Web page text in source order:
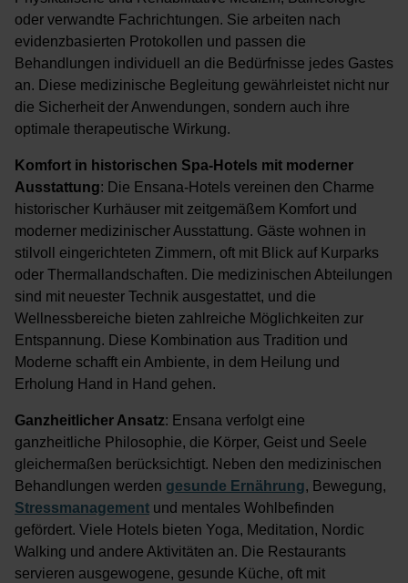
oder verwandte Fachrichtungen. Sie arbeiten nach
evidenzbasierten Protokollen und passen die
Behandlungen individuell an die Bedürfnisse jedes Gastes
an. Diese medizinische Begleitung gewährleistet nicht nur
die Sicherheit der Anwendungen, sondern auch ihre
optimale therapeutische Wirkung.
Komfort in historischen Spa-Hotels mit moderner
Ausstattung: Die Ensana-Hotels vereinen den Charme
historischer Kurhäuser mit zeitgemäßem Komfort und
moderner medizinischer Ausstattung. Gäste wohnen in
stilvoll eingerichteten Zimmern, oft mit Blick auf Kurparks
oder Thermallandschaften. Die medizinischen Abteilungen
sind mit neuester Technik ausgestattet, und die
Wellnessbereiche bieten zahlreiche Möglichkeiten zur
Entspannung. Diese Kombination aus Tradition und
Moderne schafft ein Ambiente, in dem Heilung und
Erholung Hand in Hand gehen.
Ganzheitlicher Ansatz: Ensana verfolgt eine
ganzheitliche Philosophie, die Körper, Geist und Seele
gleichermaßen berücksichtigt. Neben den medizinischen
Behandlungen werden gesunde Ernährung, Bewegung,
Stressmanagement und mentales Wohlbefinden
gefördert. Viele Hotels bieten Yoga, Meditation, Nordic
Walking und andere Aktivitäten an. Die Restaurants
servieren ausgewogene, gesunde Küche, oft mit